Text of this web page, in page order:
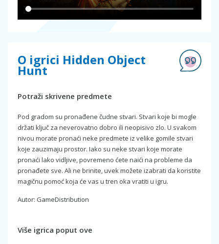
O igrici Hidden Object
Hunt
Potraži skrivene predmete
Pod gradom su pronađene čudne stvari. Stvari koje bi mogle
držati ključ za neverovatno dobro ili neopisivo zlo. U svakom
nivou morate pronaći neke predmete iz velike gomile stvari
koje zauzimaju prostor. Iako su neke stvari koje morate
pronaći lako vidljive, povremeno ćete naići na probleme da
pronađete sve. Ali ne brinite, uvek možete izabrati da koristite
magičnu pomoć koja će vas u tren oka vratiti u igru.
Autor: GameDistribution
Više igrica poput ove